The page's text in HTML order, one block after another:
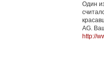
Один
AG.
http://